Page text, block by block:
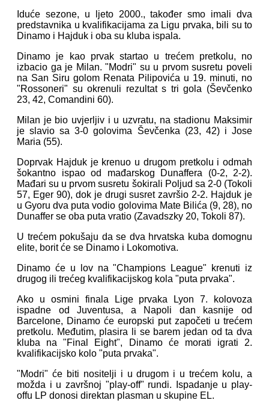
Iduće sezone, u ljeto 2000., također smo imali dva
predstavnika u kvalifikacijama za Ligu prvaka, bili su to
Dinamo i Hajduk i oba su kluba ispala.
Dinamo je kao prvak startao u trećem pretkolu, no
izbacio ga je Milan. "Modri" su u prvom susretu poveli
na San Siru golom Renata Pilipovića u 19. minuti, no
"Rossoneri" su okrenuli rezultat s tri gola (Ševčenko
23, 42, Comandini 60).
Milan je bio uvjerljiv i u uzvratu, na stadionu Maksimir
je slavio sa 3-0 golovima Ševčenka (23, 42) i Jose
Maria (55).
Doprvak Hajduk je krenuo u drugom pretkolu i odmah
šokantno ispao od mađarskog Dunaffera (0-2, 2-2).
Mađari su u prvom susretu šokirali Poljud sa 2-0 (Tokoli
57, Eger 90), dok je drugi susret završio 2-2. Hajduk je
u Gyoru dva puta vodio golovima Mate Bilića (9, 28), no
Dunaffer se oba puta vratio (Zavadszky 20, Tokoli 87).
U trećem pokušaju da se dva hrvatska kuba domognu
elite, borit će se Dinamo i Lokomotiva.
Dinamo će u lov na "Champions League" krenuti iz
drugog ili trećeg kvalifikacijskog kola "puta prvaka".
Ako u osmini finala Lige prvaka Lyon 7. kolovoza
ispadne od Juventusa, a Napoli dan kasnije od
Barcelone, Dinamo će europski put započeti u trećem
pretkolu. Međutim, plasira li se barem jedan od ta dva
kluba na "Final Eight", Dinamo će morati igrati 2.
kvalifikacijsko kolo "puta prvaka".
"Modri" će biti nositelji i u drugom i u trećem kolu, a
možda i u završnoj "play-off" rundi. Ispadanje u play-
offu LP donosi direktan plasman u skupine EL.